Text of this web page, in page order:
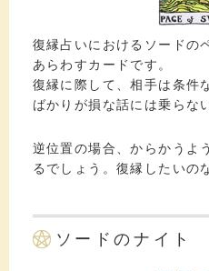
復縁占いにおけるソードの
あらわすカードです。
復縁に際して、相手は条件
ばかりが損な話には乗らな
逆位置の場合、からかうよ
るでしょう。復縁したいの
ソードのナイト